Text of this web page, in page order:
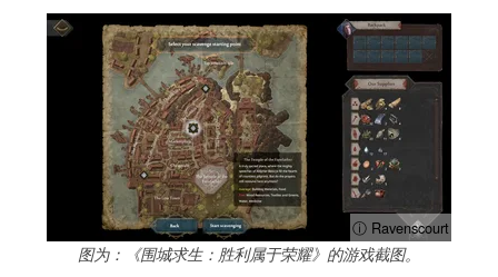
ⓘ Ravenscourt
图为：《围城求生：胜利属于荣耀》的游戏截图。